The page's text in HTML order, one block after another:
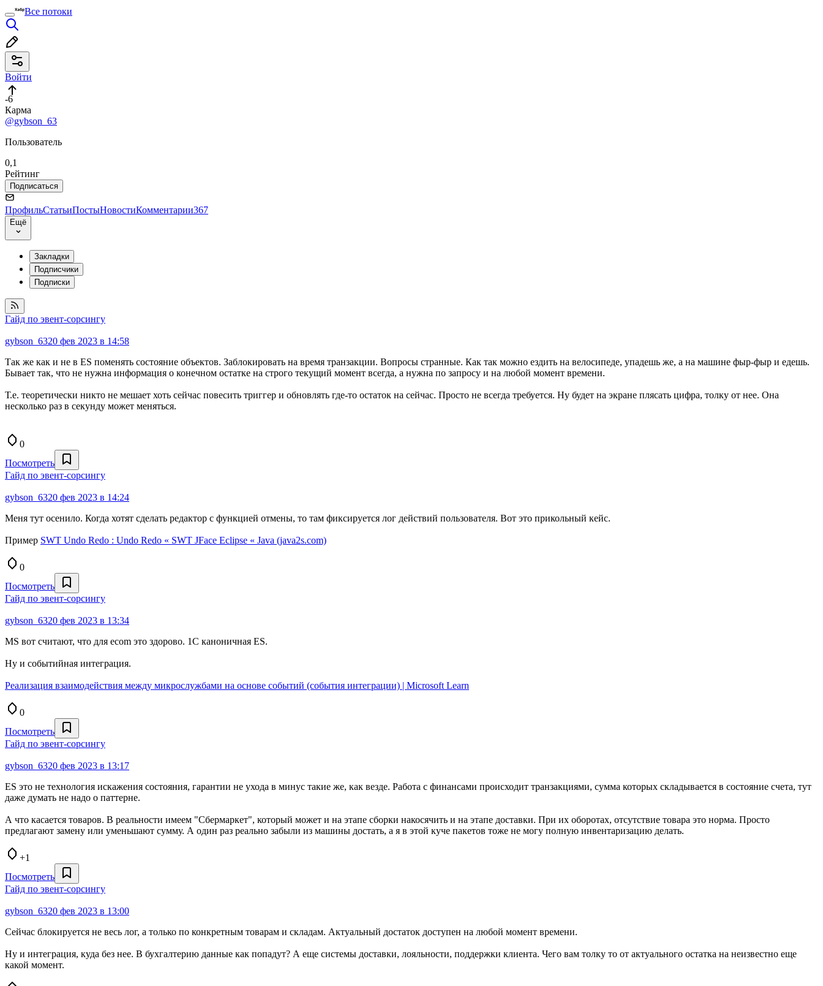
Все потоки
Войти
-6
Карма
@gybson_63
Пользователь
0,1
Рейтинг
Подписаться
ПрофильСтатьиПостыНовостиКомментарии367
Ещё
Закладки
Подписчики
Подписки
Гайд по эвент-сорсингу
gybson_6320 фев 2023 в 14:58
Так же как и не в ES поменять состояние объектов. Заблокировать на время транзакции. Вопросы странные. Как так можно ездить на велосипеде, упадешь же, а на машине фыр-фыр и едешь.
Бывает так, что не нужна информация о конечном остатке на строго текущий момент всегда, а нужна по запросу и на любой момент времени.
Т.е. теоретически никто не мешает хоть сейчас повесить триггер и обновлять где-то остаток на сейчас. Просто не всегда требуется. Ну будет на экране плясать цифра, толку от нее. Она
несколько раз в секунду может меняться.
0
Посмотреть
Гайд по эвент-сорсингу
gybson_6320 фев 2023 в 14:24
Меня тут осенило. Когда хотят сделать редактор с функцией отмены, то там фиксируется лог действий пользователя. Вот это прикольный кейс.
Пример SWT Undo Redo : Undo Redo « SWT JFace Eclipse « Java (java2s.com)
0
Посмотреть
Гайд по эвент-сорсингу
gybson_6320 фев 2023 в 13:34
MS вот считают, что для ecom это здорово. 1С каноничная ES.
Ну и событийная интеграция.
Реализация взаимодействия между микрослужбами на основе событий (события интеграции) | Microsoft Learn
0
Посмотреть
Гайд по эвент-сорсингу
gybson_6320 фев 2023 в 13:17
ES это не технология искажения состояния, гарантии не ухода в минус такие же, как везде. Работа с финансами происходит транзакциями, сумма которых складывается в состояние счета, тут
даже думать не надо о паттерне.
А что касается товаров. В реальности имеем "Сбермаркет", который может и на этапе сборки накосячить и на этапе доставки. При их оборотах, отсутствие товара это норма. Просто
предлагают замену или уменьшают сумму. А один раз реально забыли из машины достать, а я в этой куче пакетов тоже не могу полную инвентаризацию делать.
+1
Посмотреть
Гайд по эвент-сорсингу
gybson_6320 фев 2023 в 13:00
Сейчас блокируется не весь лог, а только по конкретным товарам и складам. Актуальный достаток доступен на любой момент времени.
Ну и интеграция, куда без нее. В бухгалтерию данные как попадут? А еще системы доставки, лояльности, поддержки клиента. Чего вам толку то от актуального остатка на неизвестно еще
какой момент.